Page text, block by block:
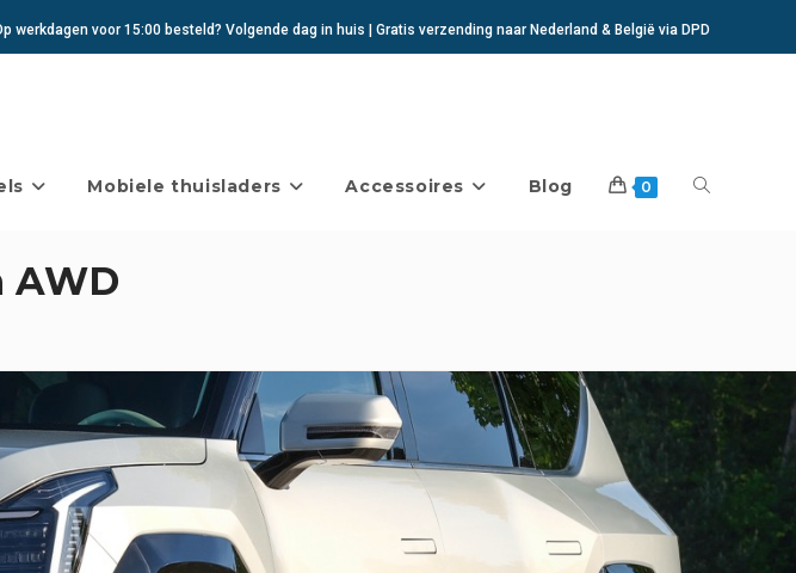
werkdagen voor 15:00 besteld? Volgende dag in huis | Gratis verzending naar Nederland & België via DPD
Mobiele thuisladers Accessoires Blog 0 Toggle
AWD